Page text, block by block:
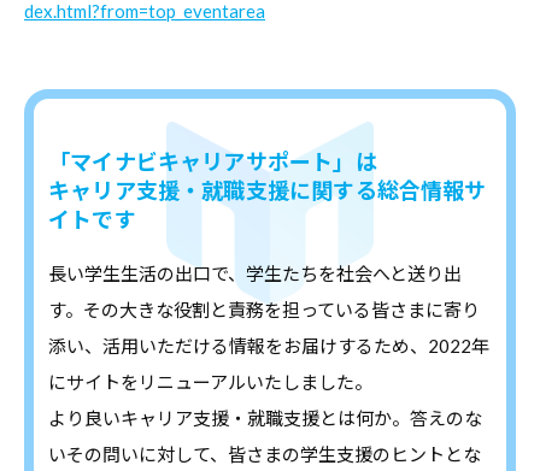
・
職
dex.html?from=top_eventarea
「マイナビキャリアサポート」は
キャリア支援・就職支援に関する総合情報サ
イトです
長い学生生活の出口で、学生たちを社会へと送り出
す。その大きな役割と責務を担っている皆さまに寄り
添い、活用いただける情報をお届けするため、2022年
にサイトをリニューアルいたしました。
より良いキャリア支援・就職支援とは何か。答えのな
いその問いに対して、皆さまの学生支援のヒントとな